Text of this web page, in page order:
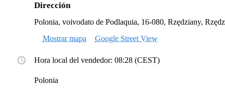
Dirección
Polonia, voivodato de Podlaquia, 16-080, Rzędziany,
Mostrar mapa
Google Street View
Hora local del vendedor: 08:28 (CEST)
Polonia